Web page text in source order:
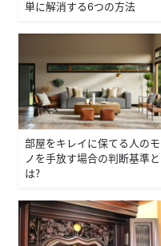
単に解消する6つの方法
部屋をキレイに保てる人のモ
ノを手放す場合の判断基準と
は？